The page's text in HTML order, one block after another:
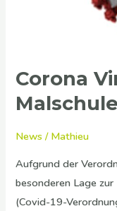
Corona
News / Mathieu
Aufgrund der
besonderen Lage
(Covid-19-